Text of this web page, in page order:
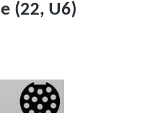
(22, U6)